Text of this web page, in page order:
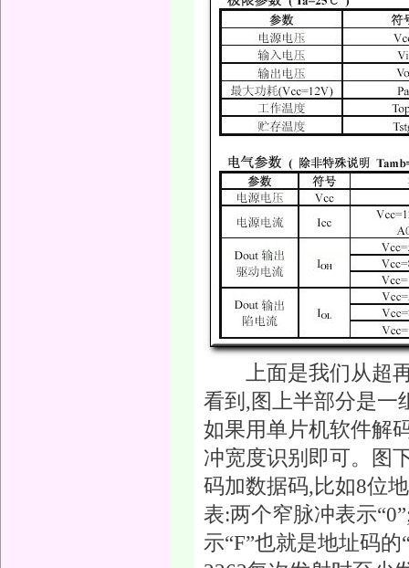
上面是我们从超再
看到,图上半部分是一
如果用单片机软件解
冲宽度识别即可。图
码加数据码,比如8位
表:两个窄脉冲表示
示“F”也就是地址码的